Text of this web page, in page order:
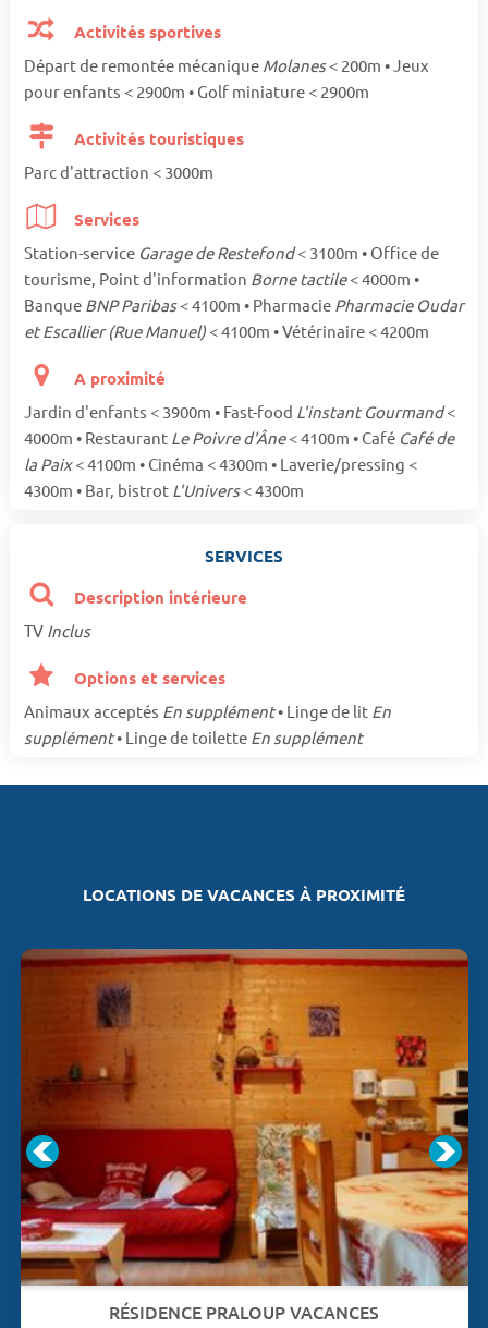
Activités sportives
Départ de remontée mécanique Molanes< 200m • Jeux
pour enfants < 2900m • Golf miniature < 2900m
Activités touristiques
Parc d'attraction < 3000m
Services
Station-service Garage de Restefond< 3100m • Office de
tourisme, Point d'information Borne tactile< 4000m •
Banque BNP Paribas< 4100m • Pharmacie Pharmacie Oudar
et Escallier (Rue Manuel) < 4100m • Vétérinaire < 4200m
A proximité
Jardin d'enfants < 3900m • Fast-food L'instant Gourmand<
4000m • Restaurant Le Poivre d'Âne< 4100m • Café Café de
la Paix< 4100m • Cinéma < 4300m • Laverie/pressing <
4300m • Bar, bistrot L'Univers< 4300m
SERVICES
Description intérieure
TV Inclus
Options et services
Animaux acceptés En supplément• Linge de lit En
supplément• Linge de toilette En supplément
LOCATIONS DE VACANCES À PROXIMITÉ
RÉSIDENCE PRALOUP VACANCES